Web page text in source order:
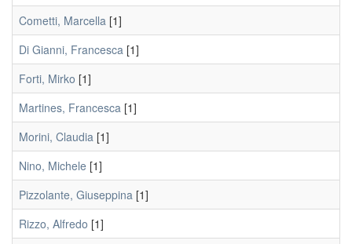
Cometti, Marcella [1]
Di Gianni, Francesca [1]
Forti, Mirko [1]
Martines, Francesca [1]
Morini, Claudia [1]
Nino, Michele [1]
Pizzolante, Giuseppina [1]
Rizzo, Alfredo [1]